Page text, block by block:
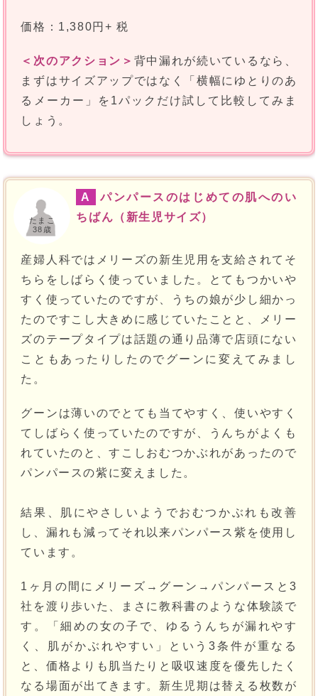
価格：1,380円+ 税
＜次のアクション＞ 背中漏れが続いているなら、
まずはサイズアップではなく「横幅にゆとりのあ
るメーカー」を1パックだけ試して比較してみま
しょう。
たまこ
38歳
A
パンパースのはじめての肌へのい
ちばん（新生児サイズ）
産婦人科ではメリーズの新生児用を支給されてそ
ちらをしばらく使っていました。とてもつかいや
すく使っていたのですが、うちの娘が少し細かっ
たのですこし大きめに感じていたことと、メリー
ズのテープタイプは話題の通り品薄で店頭にない
こともあったりしたのでグーンに変えてみまし
た。
グーンは薄いのでとても当てやすく、使いやすく
てしばらく使っていたのですが、うんちがよくも
れていたのと、すこしおむつかぶれがあったので
パンパースの紫に変えました。
結果、肌にやさしいようでおむつかぶれも改善
し、漏れも減ってそれ以来パンパース紫を使用し
ています。
1ヶ月の間にメリーズ→グーン→パンパースと3
社を渡り歩いた、まさに教科書のような体験談で
す。「細めの女の子で、ゆるうんちが漏れやす
く、肌がかぶれやすい」という3条件が重なる
と、価格よりも肌当たりと吸収速度を優先したく
なる場面が出てきます。新生児期は替える枚数が